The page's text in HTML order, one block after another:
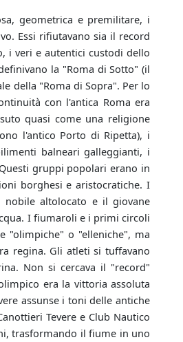
geometrica e premilitare, i
Essi rifiutavano sia il record
i veri e autentici custodi dello
la "Roma di Sotto" (il
della "Roma di Sopra". Per lo
con l'antica Roma era
quasi come una religione
l'antico Porto di Ripetta), i
balneari galleggianti, i
gruppi popolari erano in
borghesi e aristocratiche. I
altolocato e il giovane
I fiumaroli e i primi circoli
"olimpiche" o "elleniche", ma
regina. Gli atleti si tuffavano
Non si cercava il "record"
era la vittoria assoluta
assunse i toni delle antiche
Tevere e Club Nautico
trasformando il fiume in uno